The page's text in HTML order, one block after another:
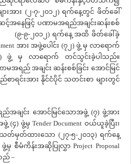
ားအား (၂-၇-၂၀၁၂) ရက်နေ့တွင် ဖိတ်ခေါ်
အနေဖြင့် ပဏာမအရည်အချင်းဆန်းစစ်
မှ (၉-၉-၂၀၁၂) ရက်နေ့ အထိ ဖိတ်ခေါ်ခဲ့
အား အဖွဲ့ပေါင်း (၇၂) ဖွဲ့ မှ လာရောက်
၀) ဖွဲ့ မှ လာရောက် တင်သွင်းခဲ့ပါသည်။
အရည် အချင်း ဆန်းစစ်ခြင်း အောင်မြင်
ရင်းအား နိုင်ငံပိုင် သတင်းစာ များတွင်
င်း အောင်မြင်သောအဖွဲ့ (၇) ဖွဲ့အား
) ဖွဲ့မှ Tender Document ဝယ်ယူခဲ့ပြီး၊
တ်မှတ်ထားသော (၂၇-၅-၂၀၁၃) ရက်နေ့
စီမံကိန်းအဆိုပြုလွှာ Project Proposal
ည် –